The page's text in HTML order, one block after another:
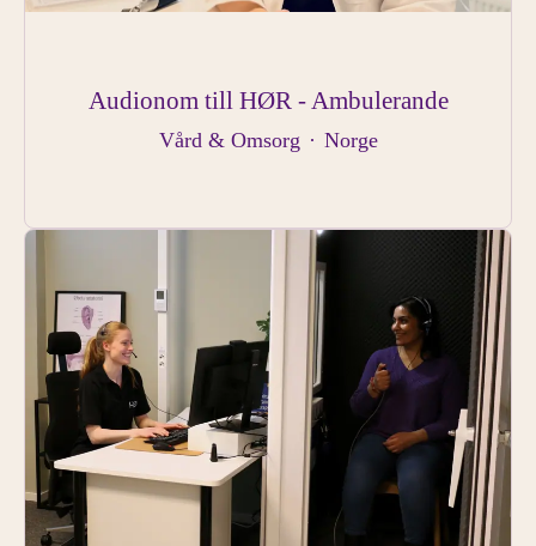
Audionom till HØR - Ambulerande
Vård & Omsorg · Norge